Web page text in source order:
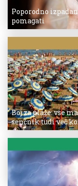
Poporodno
pomagati
Boj za plaže: vse
senčnik tudi več